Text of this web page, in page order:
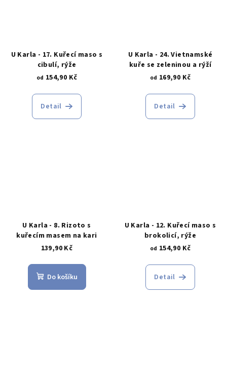
U Karla - 17. Kuřecí maso s
cibulí, rýže
od 154,90 Kč
Detail
U Karla - 24. Vietnamské
kuře se zeleninou a rýží
od 169,90 Kč
Detail
U Karla - 8. Rizoto s
kuřecím masem na kari
139,90 Kč
Do košíku
U Karla - 12. Kuřecí maso s
brokolicí, rýže
od 154,90 Kč
Detail